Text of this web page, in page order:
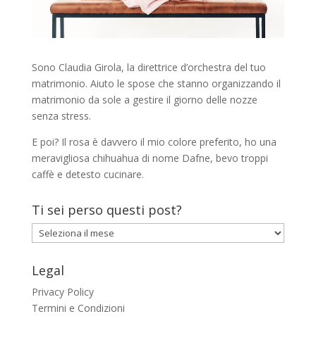
Sono Claudia Girola, la direttrice d’orchestra del tuo
matrimonio. Aiuto le spose che stanno organizzando il
matrimonio da sole a gestire il giorno delle nozze
senza stress.
E poi? Il rosa è davvero il mio colore preferito, ho una
meravigliosa chihuahua di nome Dafne, bevo troppi
caffè e detesto cucinare.
Ti sei perso questi post?
sei
questi
post?
Legal
Privacy Policy
Termini e Condizioni